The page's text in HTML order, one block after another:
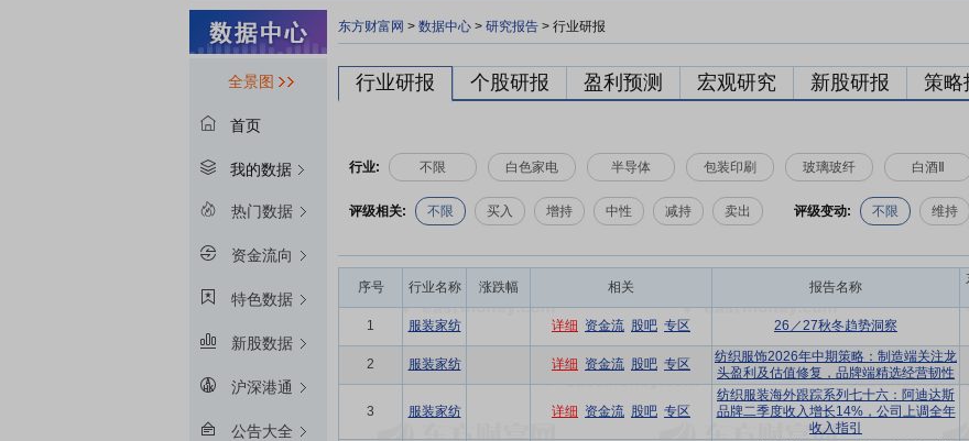
全景图
首页
我的数据
热门数据
资金流向
特色数据
新股数据
沪深港通
公告大全
东方财富网 > 数据中心 > 研究报告 > 行业研报
行业研报 个股研报 盈利预测 宏观研究 新股研报 策略
行业: 不限 白色家电 半导体 包装印刷 玻璃玻纤 白酒Ⅱ
评级相关: 不限 买入 增持 中性 减持 卖出 评级变动: 不限 维持
序号 行业名称 涨跌幅 相关 报告名称
1 服装家纺 详细 资金流 股吧 专区 26／27秋冬趋势洞察
2 服装家纺 详细 资金流 股吧 专区
纺织服饰2026年中期策略：制造端关注龙
头盈利及估值修复，品牌端精选经营韧性
3 服装家纺 详细 资金流 股吧 专区
纺织服装海外跟踪系列七十六：阿迪达斯
品牌二季度收入增长14%，公司上调全年
收入指引